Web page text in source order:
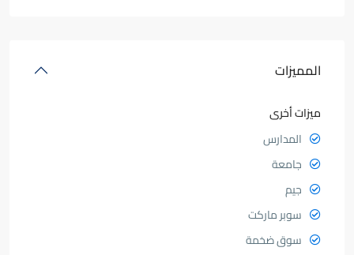
المميزات
ميزات أخرى
المدارس
جامعة
جيم
سوبر ماركت
سوق ضخمة